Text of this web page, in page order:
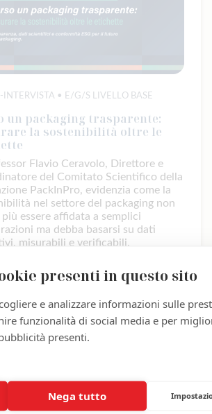
presenti in questo sito
e analizzare informazioni sulle
funzionalità di social media e per
presenti.
Nega tutto
INTERVISTA • E/G/S LIVELLO BASE
un packaging trasparente:
la sostenibilità oltre le
Flavio Ceravolo, Direttore e
del Comitato Scientifico della
PackInPro, evidenzia come la
nel settore del packaging non
più essere affidata a semplici
ma debba basarsi su dati
misurabili e verificabili.